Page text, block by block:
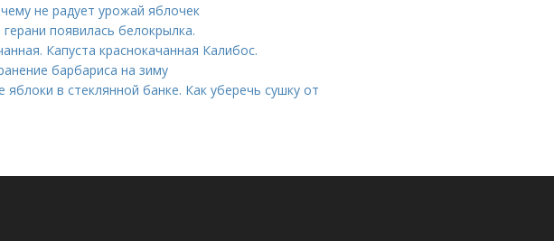
не радует урожай яблочек
появилась белокрылка.
Капуста краснокачанная Калибос.
барбариса на зиму
в стеклянной банке. Как уберечь сушку от